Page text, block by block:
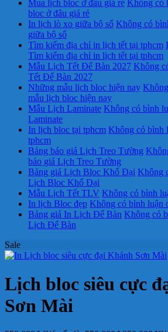
Mua lịch bloc ở đâu giá rẻ Không có
bloc ở đâu giá rẻ
In lịch lò xo giữa bộ số Không có
giữa bộ số
Tìm kiếm địa chỉ in lịch tết tại tphcm
Tìm kiếm địa chỉ in lịch tết tại tphcm
Mẫu Lịch Tết Để Bàn 2027 Không
Tết Để Bàn 2027
Những mẫu lịch bloc hiện nay
mẫu lịch bloc hiện nay
Mẫu Lịch Laminate Không có bình
Laminate
In lịch bloc tại tphcm Không có bình
tphcm
Bảng báo giá Lịch Treo Tường
báo giá Lịch Treo Tường
Bảng giá Lịch Bloc Khổ Đại Không
Lịch Bloc Khổ Đại
Mẫu Lịch Tết TLV Không có bình
In lịch Bloc đẹp Không có bình luận
Bảng giá In Lịch Để Bàn Không có
Lịch Để Bàn
Sale
Lịch bloc siêu cực
Sơn Mài